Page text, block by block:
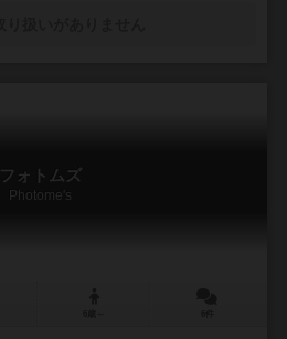
フォトムズ
Photome's